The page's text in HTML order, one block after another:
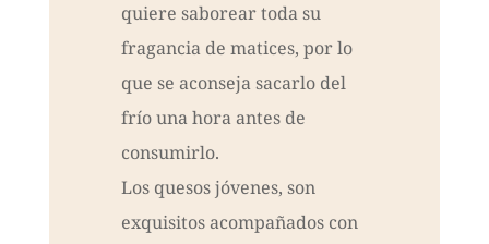
quiere saborear toda su
fragancia de matices, por lo
que se aconseja sacarlo del
frío una hora antes de
consumirlo.
Los quesos jóvenes, son
exquisitos acompañados con